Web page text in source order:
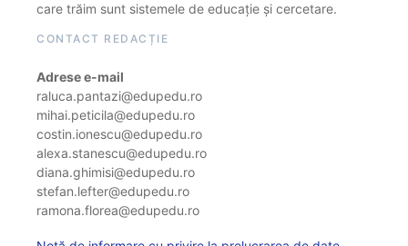
care trăim sunt sistemele de educație și cercetare.
CONTACT REDACȚIE
Adrese e-mail
raluca.pantazi@edupedu.ro
mihai.peticila@edupedu.ro
costin.ionescu@edupedu.ro
alexa.stanescu@edupedu.ro
diana.ghimisi@edupedu.ro
stefan.lefter@edupedu.ro
ramona.florea@edupedu.ro